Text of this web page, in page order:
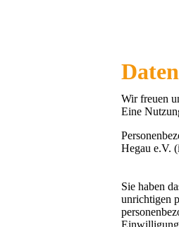
Wir freuen
Eine
Hegau e.V.
Sie haben
unrichtigen